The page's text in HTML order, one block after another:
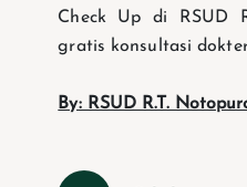
Check Up di RSUD
gratis konsultasi dokter
By: RSUD R.T.